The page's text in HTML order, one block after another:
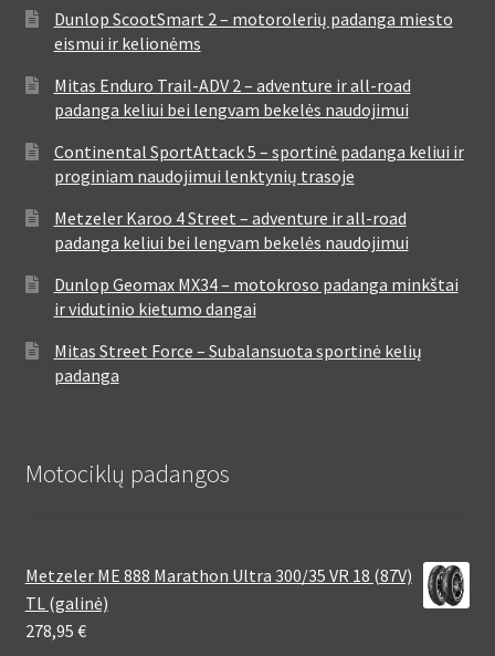
Dunlop ScootSmart 2 – motorolerių padanga miesto
eismui ir kelionėms
Mitas Enduro Trail-ADV 2 – adventure ir all-road
padanga keliui bei lengvam bekelės naudojimui
Continental SportAttack 5 – sportinė padanga keliui ir
proginiam naudojimui lenktynių trasoje
Metzeler Karoo 4 Street – adventure ir all-road
padanga keliui bei lengvam bekelės naudojimui
Dunlop Geomax MX34 – motokroso padanga minkštai
ir vidutinio kietumo dangai
Mitas Street Force – Subalansuota sportinė kelių
padanga
Motociklų padangos
Metzeler ME 888 Marathon Ultra 300/35 VR 18 (87V)
TL (galinė)
278,95 €